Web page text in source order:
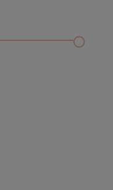
a rozbor položky